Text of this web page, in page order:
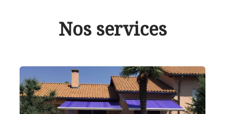
Nos services